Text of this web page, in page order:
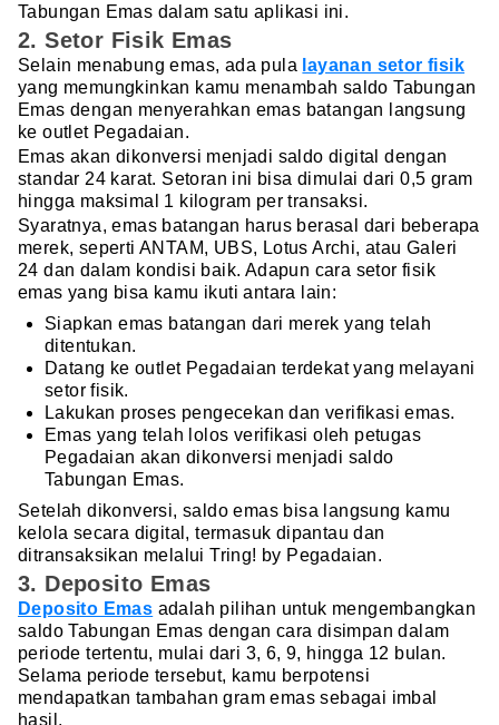
Tabungan Emas dalam satu aplikasi ini.
2. Setor Fisik Emas
Selain menabung emas, ada pula layanan setor fisik
yang memungkinkan kamu menambah saldo Tabungan
Emas dengan menyerahkan emas batangan langsung
ke outlet Pegadaian.
Emas akan dikonversi menjadi saldo digital dengan
standar 24 karat. Setoran ini bisa dimulai dari 0,5 gram
hingga maksimal 1 kilogram per transaksi.
Syaratnya, emas batangan harus berasal dari beberapa
merek, seperti ANTAM, UBS, Lotus Archi, atau Galeri
24 dan dalam kondisi baik. Adapun cara setor fisik
emas yang bisa kamu ikuti antara lain:
Siapkan emas batangan dari merek yang telah
ditentukan.
Datang ke outlet Pegadaian terdekat yang melayani
setor fisik.
Lakukan proses pengecekan dan verifikasi emas.
Emas yang telah lolos verifikasi oleh petugas
Pegadaian akan dikonversi menjadi saldo
Tabungan Emas.
Setelah dikonversi, saldo emas bisa langsung kamu
kelola secara digital, termasuk dipantau dan
ditransaksikan melalui Tring! by Pegadaian.
3. Deposito Emas
Deposito Emas adalah pilihan untuk mengembangkan
saldo Tabungan Emas dengan cara disimpan dalam
periode tertentu, mulai dari 3, 6, 9, hingga 12 bulan.
Selama periode tersebut, kamu berpotensi
mendapatkan tambahan gram emas sebagai imbal
hasil.